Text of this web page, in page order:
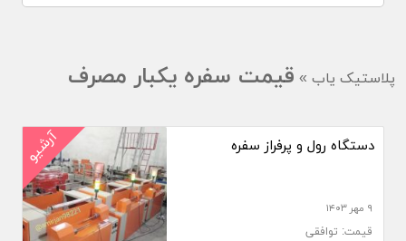
پلاستیک یاب » قیمت سفره یکبار مصرف
آرشیو دستگاه رول و پرفراز سفره
۹ مهر ۱۴۰۳
قیمت: توافقی